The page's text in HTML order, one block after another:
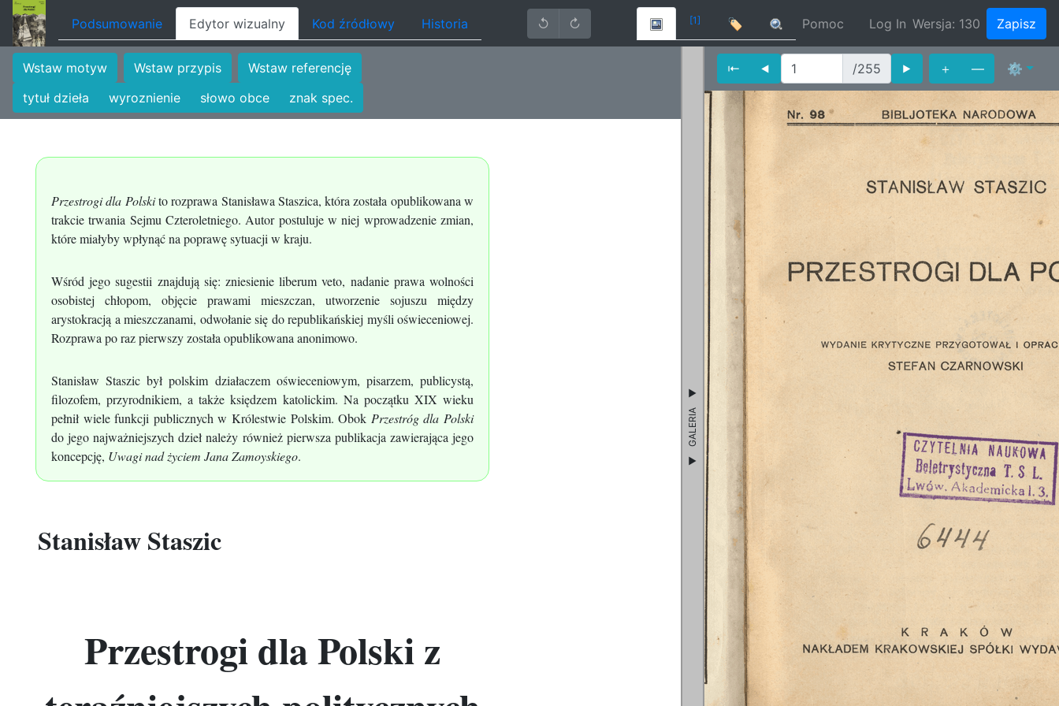
Podsumowanie Edytor wizualny Kod źródłowy Historia ↺ ↻ [1] 🏷 Pomoc Log In Wersja: 130 Zapisz
Wstaw motyw Wstaw przypis
Wstaw referencję
tytuł dzieła
wyroznienie słowo obce znak spec.
Przestrogi dla Polskito rozprawa Stanisława Staszica, która została opublikowana w
trakcie trwania Sejmu Czteroletniego. Autor postuluje w niej wprowadzenie zmian,
które miałyby wpłynąć na poprawę sytuacji w kraju.
Wśród jego sugestii znajdują się: zniesienie liberum veto, nadanie prawa wolności
osobistej chłopom, objęcie prawami mieszczan, utworzenie sojuszu między
arystokracją a mieszczanami, odwołanie się do republikańskiej myśli oświeceniowej.
Rozprawa po raz pierwszy została opublikowana anonimowo.
Stanisław Staszic był polskim działaczem oświeceniowym, pisarzem, publicystą,
filozofem, przyrodnikiem, a także księdzem katolickim. Na początku XIX wieku
pełnił wiele funkcji publicznych w Królestwie Polskim. Obok Przestróg dla Polski
do jego najważniejszych dzieł należy również pierwsza publikacja zawierająca jego
koncepcję, Uwagi nad życiem Jana Zamoyskiego.
Stanisław Staszic
Przestrogi dla Polski z
GALERIA
⇤ ⯇ /255 ⯈ ＋ — ⚙